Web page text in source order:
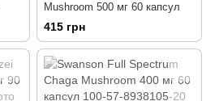
Mushroom 500 мг 60 капсул
415 грн